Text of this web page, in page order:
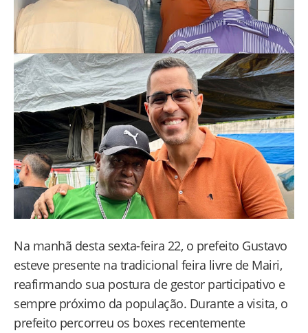
Na manhã desta sexta-feira 22, o prefeito Gustavo
esteve presente na tradicional feira livre de Mairi,
reafirmando sua postura de gestor participativo e
sempre próximo da população. Durante a visita, o
prefeito percorreu os boxes recentemente